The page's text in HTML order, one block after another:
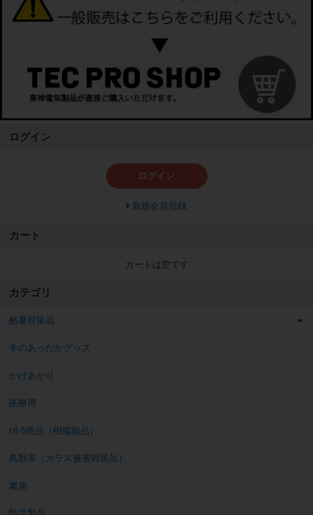
ログイン
ログイン
新規会員登録
カート
カートは空です
カテゴリ
酷暑対策品
冬のあったかグッズ
かげあかり
医療用
HI-5商品（樹脂製品）
鳥獣害（カラス被害対策品）
農業